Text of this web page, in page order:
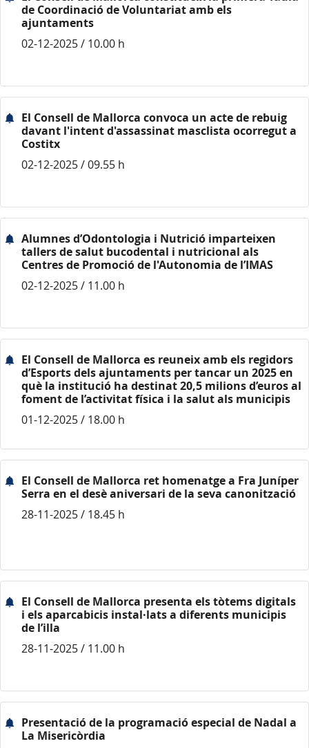
de Coordinació de Voluntariat amb els
ajuntaments
02-12-2025 / 10.00 h
El Consell de Mallorca convoca un acte de rebuig
davant l'intent d'assassinat masclista ocorregut a
Costitx
02-12-2025 / 09.55 h
Alumnes d’Odontologia i Nutrició imparteixen
tallers de salut bucodental i nutricional als
Centres de Promoció de l'Autonomia de l’IMAS
02-12-2025 / 11.00 h
El Consell de Mallorca es reuneix amb els regidors
d’Esports dels ajuntaments per tancar un 2025 en
què la institució ha destinat 20,5 milions d’euros al
foment de l’activitat física i la salut als municipis
01-12-2025 / 18.00 h
El Consell de Mallorca ret homenatge a Fra Juníper
Serra en el desè aniversari de la seva canonització
28-11-2025 / 18.45 h
El Consell de Mallorca presenta els tòtems digitals
i els aparcabicis instal·lats a diferents municipis
de l’illa
28-11-2025 / 11.00 h
Presentació de la programació especial de Nadal a
La Misericòrdia